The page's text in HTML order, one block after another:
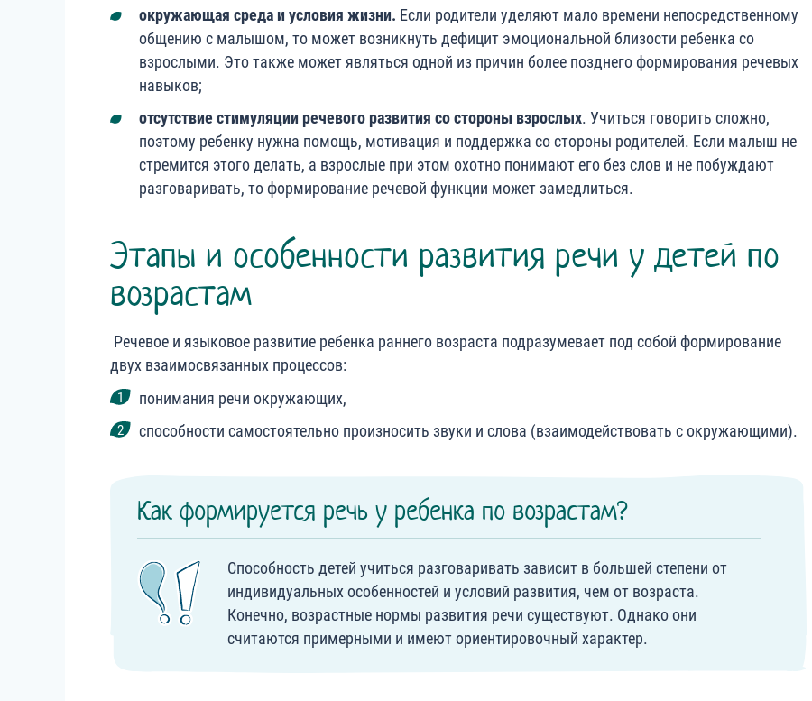
окружающая среда и условия жизни. Если родители уделяют мало времени непосредственному
общению с малышом, то может возникнуть дефицит эмоциональной близости ребенка со
взрослыми. Это также может являться одной из причин более позднего формирования речевых
навыков;
отсутствие стимуляции речевого развития со стороны взрослых. Учиться говорить сложно,
поэтому ребенку нужна помощь, мотивация и поддержка со стороны родителей. Если малыш не
стремится этого делать, а взрослые при этом охотно понимают его без слов и не побуждают
разговаривать, то формирование речевой функции может замедлиться.
Этапы и особенности развития речи у детей по
возрастам
Речевое и языковое развитие ребенка раннего возраста подразумевает под собой формирование
двух взаимосвязанных процессов:
понимания речи окружающих,
способности самостоятельно произносить звуки и слова (взаимодействовать с окружающими).
Как формируется речь у ребенка по возрастам?
Способность детей учиться разговаривать зависит в большей степени от
индивидуальных особенностей и условий развития, чем от возраста.
Конечно, возрастные нормы развития речи существуют. Однако они
считаются примерными и имеют ориентировочный характер.